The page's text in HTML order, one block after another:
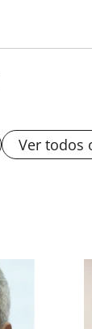
Ver todos